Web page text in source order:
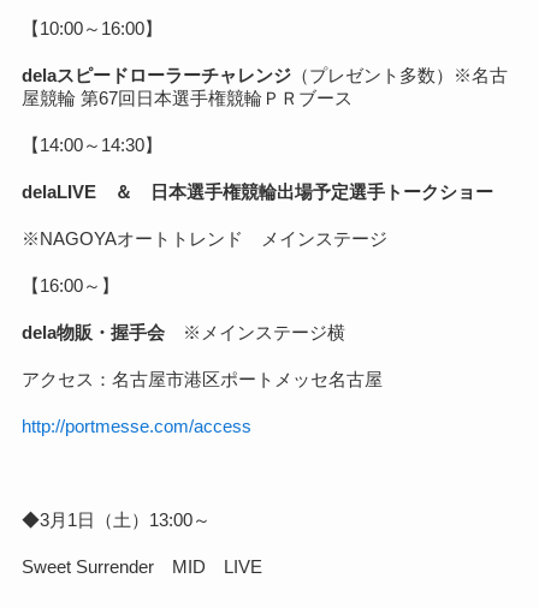
【10:00～16:00】
delaスピードローラーチャレンジ（プレゼント多数）※名古
屋競輪 第67回日本選手権競輪ＰＲブース
【14:00～14:30】
delaLIVE ＆ 日本選手権競輪出場予定選手トークショー
※NAGOYAオートトレンド メインステージ
【16:00～】
dela物販・握手会※メインステージ横
アクセス：名古屋市港区ポートメッセ名古屋
http://portmesse.com/access
◆3月1日（土）13:00～
Sweet Surrender MID LIVE